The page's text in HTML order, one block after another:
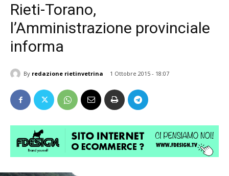
Rieti-Torano,
l’Amministrazione provinciale
informa
By redazione rietinvetrina 1 Ottobre 2015 - 18:07